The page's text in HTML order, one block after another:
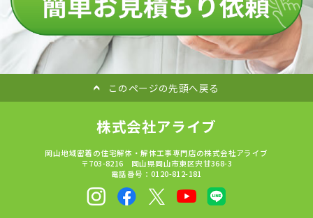
このページの先頭へ戻る
株式会社アライブ
岡山地域密着の住宅解体・解体工事専門店の株式会社アライブ
〒703-8216 岡山県岡山市東区宍甘368-3
電話番号：0120-812-181